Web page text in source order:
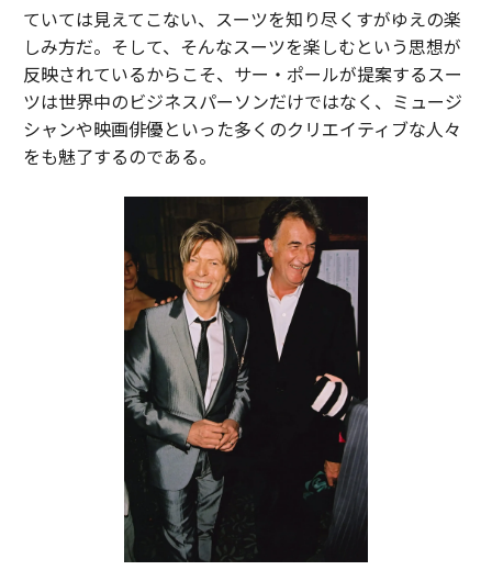
ていては見えてこない、スーツを知り尽くすがゆえの楽
しみ方だ。そして、そんなスーツを楽しむという思想が
反映されているからこそ、サー・ポールが提案するスー
ツは世界中のビジネスパーソンだけではなく、ミュージ
シャンや映画俳優といった多くのクリエイティブな人々
をも魅了するのである。